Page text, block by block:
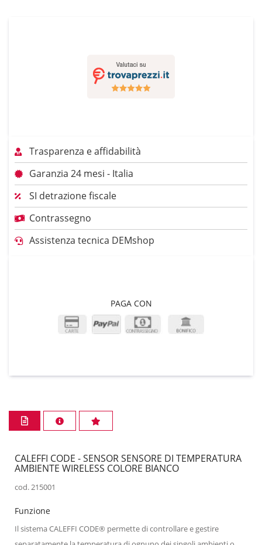
Trasparenza e affidabilità
Garanzia 24 mesi - Italia
SI detrazione fiscale
Contrassegno
Assistenza tecnica DEMshop
PAGA CON
CALEFFI CODE - SENSOR SENSORE DI TEMPERATURA
AMBIENTE WIRELESS COLORE BIANCO
cod. 215001
Funzione
Il sistema CALEFFI CODE® permette di controllare e gestire